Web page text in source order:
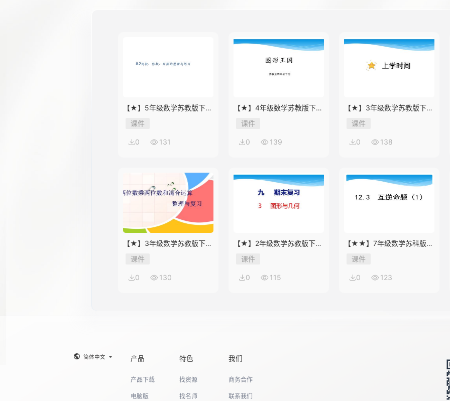
【★】5年级数学苏教版下册
课件第8单元《单元复习》
课件
0 131
【★】4年级数学苏教版下册
课件第9单元《单元复习》
课件
0 139
【★】3年级数学苏教版下册
课件第9单元后《上学时间》
课件
0 138
【★】3年级数学苏教版下册
课件第10单元《单元复习》
课件
0 130
【★】2年级数学苏教版下册
课件第9单元《期末复习》
课件
0 115
【★★】7年级数学苏科版下
册课件第12单元 《12.3 互逆
命题》
课件
0 123
简体中文 产品
产品下载
电脑版
特色
找资源
找名师
我们
商务合作
联系我们